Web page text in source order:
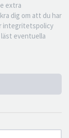
extra
dig om att du har
integritetspolicy
eventuella